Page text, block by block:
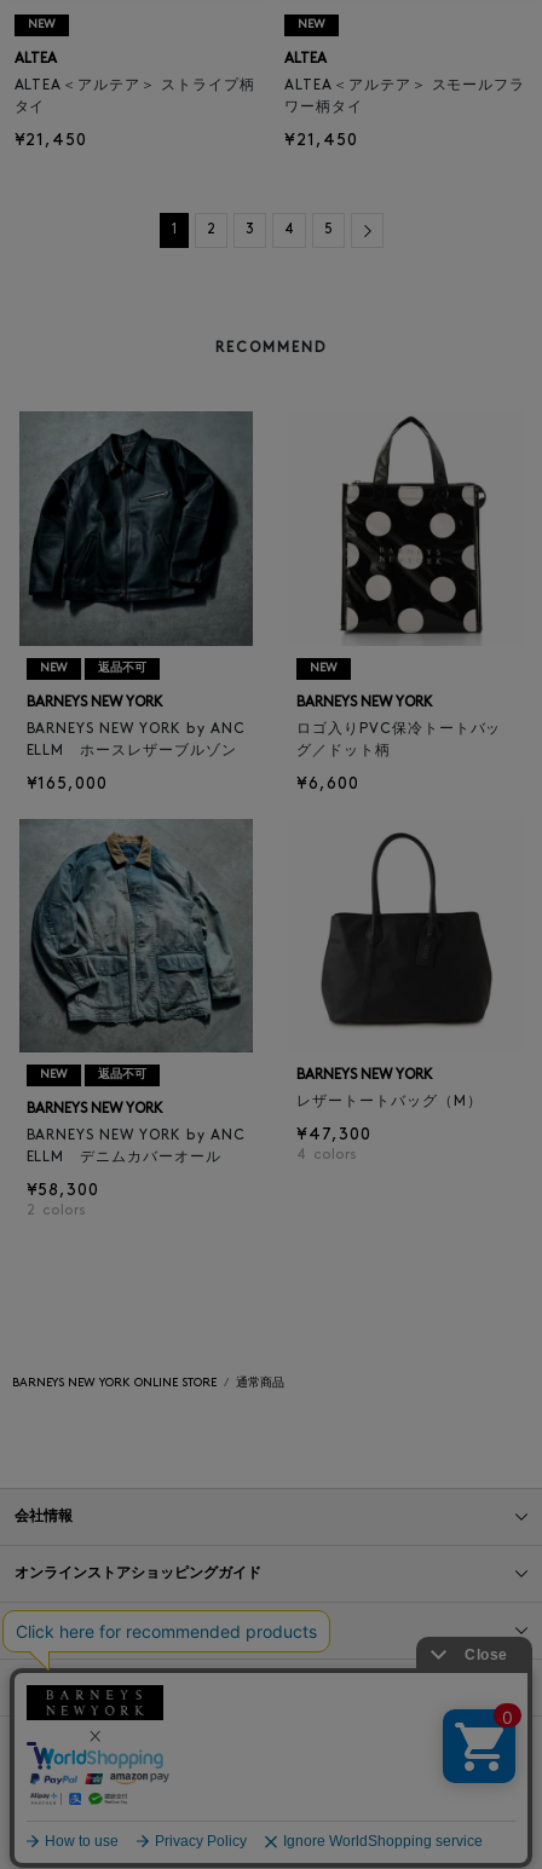
NEW
ALTEA
ALTEA＜アルテア＞ ストライプ柄
タイ
¥21,450
NEW
ALTEA
ALTEA＜アルテア＞ スモールフラ
ワー柄タイ
¥21,450
1 2 3 4 5 Next
RECOMMEND
NEW 返品不可
BARNEYS NEW YORK
BARNEYS NEW YORK by ANC
ELLM ホースレザーブルゾン
¥165,000
NEW
BARNEYS NEW YORK
ロゴ入りPVC保冷トートバッ
グ／ドット柄
¥6,600
NEW 返品不可
BARNEYS NEW YORK
BARNEYS NEW YORK by ANC
ELLM デニムカバーオール
¥58,300
2 colors
BARNEYS NEW YORK
レザートートバッグ（M）
¥47,300
4 colors
BARNEYS NEW YORK ONLINE STORE 通常商品
会社情報
オンラインストアショッピングガイド
店舗情報
サービス
Barneys Japan. all rights reserved.